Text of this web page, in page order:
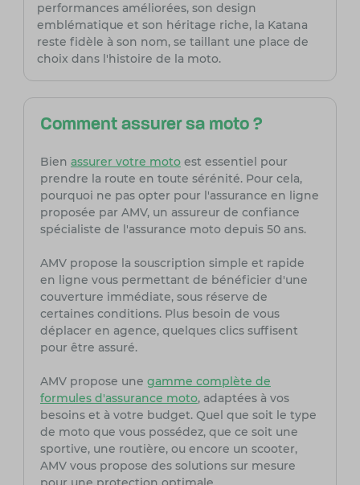
performances améliorées, son design
emblématique et son héritage riche, la Katana
reste fidèle à son nom, se taillant une place de
choix dans l'histoire de la moto.
Comment assurer sa moto ?
Bien assurer votre motoest essentiel pour
prendre la route en toute sérénité. Pour cela,
pourquoi ne pas opter pour l'assurance en ligne
proposée par AMV, un assureur de confiance
spécialiste de l'assurance moto depuis 50 ans.
AMV propose la souscription simple et rapide
en ligne vous permettant de bénéficier d'une
couverture immédiate, sous réserve de
certaines conditions. Plus besoin de vous
déplacer en agence, quelques clics suffisent
pour être assuré.
AMV propose une gamme complète de
formules d'assurance moto, adaptées à vos
besoins et à votre budget. Quel que soit le type
de moto que vous possédez, que ce soit une
sportive, une routière, ou encore un scooter,
AMV vous propose des solutions sur mesure